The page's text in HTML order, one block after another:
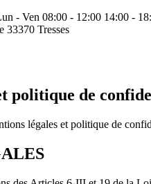
- Ven 08:00 - 12:00 14:00 -
33370 Tresses
politique de
légales et politique de